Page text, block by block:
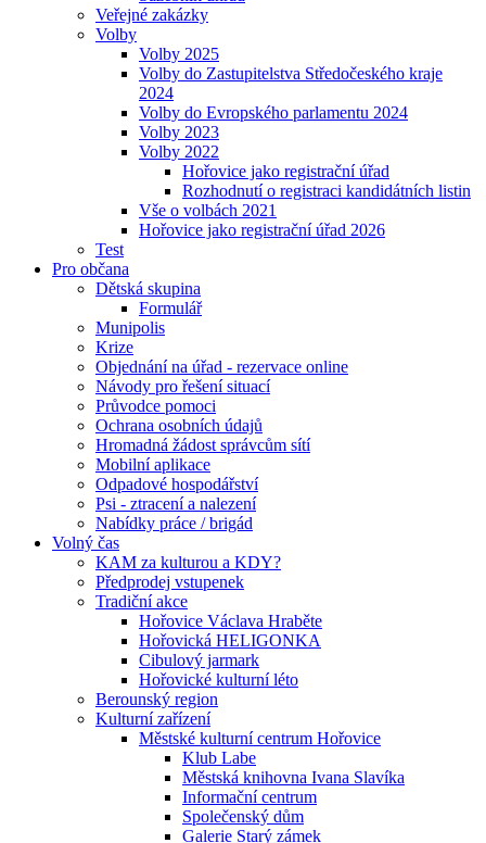
Veřejné zakázky
Volby
Volby 2025
Volby do Zastupitelstva Středočeského kraje
2024
Volby do Evropského parlamentu 2024
Volby 2023
Volby 2022
Hořovice jako registrační úřad
Rozhodnutí o registraci kandidátních listin
Vše o volbách 2021
Hořovice jako registrační úřad 2026
Test
Pro občana
Dětská skupina
Formulář
Munipolis
Krize
Objednání na úřad - rezervace online
Návody pro řešení situací
Průvodce pomoci
Ochrana osobních údajů
Hromadná žádost správcům sítí
Mobilní aplikace
Odpadové hospodářství
Psi - ztracení a nalezení
Nabídky práce / brigád
Volný čas
KAM za kulturou a KDY?
Předprodej vstupenek
Tradiční akce
Hořovice Václava Hraběte
Hořovická HELIGONKA
Cibulový jarmark
Hořovické kulturní léto
Berounský region
Kulturní zařízení
Městské kulturní centrum Hořovice
Klub Labe
Městská knihovna Ivana Slavíka
Informační centrum
Společenský dům
Galerie Starý zámek